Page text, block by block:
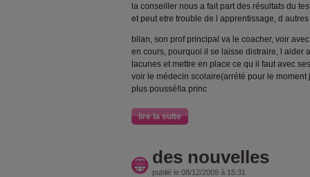
la conseiller nous a fait part des résultats du
et peut etre trouble de l apprentissage, d
bilan, son prof principal va le coacher, voir
en cours, pourquoi il se laisse distraire, l aider
lacunes et mettre en place ce qu il faut avec
voir le médecin scolaire(arrété pour le
plus poussé!la princ
lire la suite
des nouvelles
publié le 08/12/2009 à 15:31